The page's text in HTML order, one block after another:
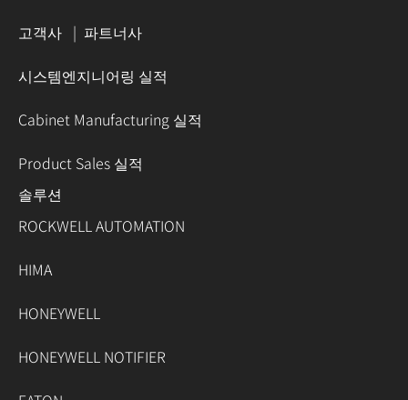
고객사 | 파트너사
시스템엔지니어링 실적
Cabinet Manufacturing 실적
Product Sales 실적
솔루션
ROCKWELL AUTOMATION
HIMA
HONEYWELL
HONEYWELL NOTIFIER